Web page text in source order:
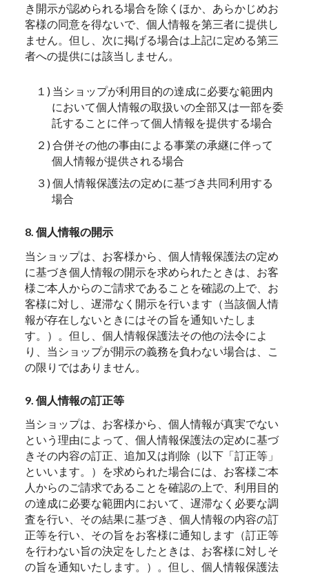
き開示が認められる場合を除くほか、あらかじめお
客様の同意を得ないで、個人情報を第三者に提供し
ません。但し、次に掲げる場合は上記に定める第三
者への提供には該当しません。
１) 当ショップが利用目的の達成に必要な範囲内
において個人情報の取扱いの全部又は一部を委
託することに伴って個人情報を提供する場合
２) 合併その他の事由による事業の承継に伴って
個人情報が提供される場合
３) 個人情報保護法の定めに基づき共同利用する
場合
8. 個人情報の開示
当ショップは、お客様から、個人情報保護法の定め
に基づき個人情報の開示を求められたときは、お客
様ご本人からのご請求であることを確認の上で、お
客様に対し、遅滞なく開示を行います（当該個人情
報が存在しないときにはその旨を通知いたしま
す。）。但し、個人情報保護法その他の法令によ
り、当ショップが開示の義務を負わない場合は、こ
の限りではありません。
9. 個人情報の訂正等
当ショップは、お客様から、個人情報が真実でない
という理由によって、個人情報保護法の定めに基づ
きその内容の訂正、追加又は削除（以下「訂正等」
といいます。）を求められた場合には、お客様ご本
人からのご請求であることを確認の上で、利用目的
の達成に必要な範囲内において、遅滞なく必要な調
査を行い、その結果に基づき、個人情報の内容の訂
正等を行い、その旨をお客様に通知します（訂正等
を行わない旨の決定をしたときは、お客様に対しそ
の旨を通知いたします。）。但し、個人情報保護法